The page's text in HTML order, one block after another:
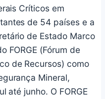
Críticos em
de 54 países e a
de Estado Marco
FORGE (Fórum de
de Recursos) como
Mineral,
até junho. O FORGE